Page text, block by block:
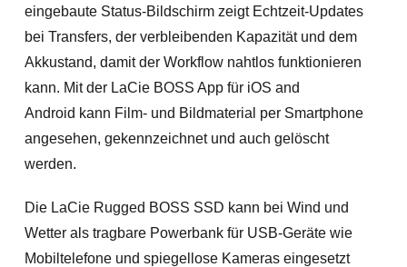
eingebaute Status-Bildschirm zeigt Echtzeit-Updates
bei Transfers, der verbleibenden Kapazität und dem
Akkustand, damit der Workflow nahtlos funktionieren
kann. Mit der LaCie BOSS App für iOS and
Android kann Film- und Bildmaterial per Smartphone
angesehen, gekennzeichnet und auch gelöscht
werden.
Die LaCie Rugged BOSS SSD kann bei Wind und
Wetter als tragbare Powerbank für USB-Geräte wie
Mobiltelefone und spiegellose Kameras eingesetzt